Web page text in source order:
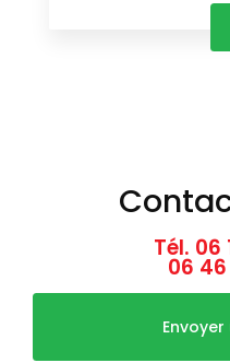
Tél. 06
06